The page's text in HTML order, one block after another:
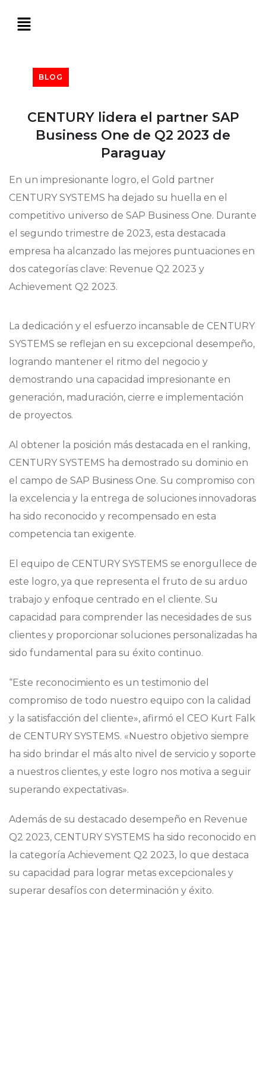
BLOG
CENTURY lidera el partner SAP
Business One de Q2 2023 de
Paraguay
En un impresionante logro, el Gold partner
CENTURY SYSTEMS ha dejado su huella en el
competitivo universo de SAP Business One. Durante
el segundo trimestre de 2023, esta destacada
empresa ha alcanzado las mejores puntuaciones en
dos categorías clave: Revenue Q2 2023 y
Achievement Q2 2023.
La dedicación y el esfuerzo incansable de CENTURY
SYSTEMS se reflejan en su excepcional desempeño,
logrando mantener el ritmo del negocio y
demostrando una capacidad impresionante en
generación, maduración, cierre e implementación
de proyectos.
Al obtener la posición más destacada en el ranking,
CENTURY SYSTEMS ha demostrado su dominio en
el campo de SAP Business One. Su compromiso con
la excelencia y la entrega de soluciones innovadoras
ha sido reconocido y recompensado en esta
competencia tan exigente.
El equipo de CENTURY SYSTEMS se enorgullece de
este logro, ya que representa el fruto de su arduo
trabajo y enfoque centrado en el cliente. Su
capacidad para comprender las necesidades de sus
clientes y proporcionar soluciones personalizadas ha
sido fundamental para su éxito continuo.
“Este reconocimiento es un testimonio del
compromiso de todo nuestro equipo con la calidad
y la satisfacción del cliente», afirmó el CEO Kurt Falk
de CENTURY SYSTEMS. «Nuestro objetivo siempre
ha sido brindar el más alto nivel de servicio y soporte
a nuestros clientes, y este logro nos motiva a seguir
superando expectativas».
Además de su destacado desempeño en Revenue
Q2 2023, CENTURY SYSTEMS ha sido reconocido en
la categoría Achievement Q2 2023, lo que destaca
su capacidad para lograr metas excepcionales y
superar desafíos con determinación y éxito.